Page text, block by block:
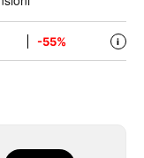
-55% i